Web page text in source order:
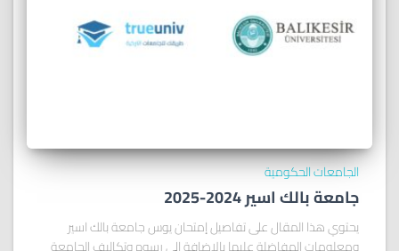
الجامعات الحكومية
جامعة بالك اسير 2024-2025
يحتوي هذا المقال على تفاصيل إمتحان يوس جامعة بالك اسير